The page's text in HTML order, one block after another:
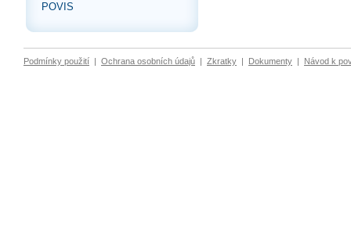
POVIS
Podmínky použití | Ochrana osobních údajů | Zkratky | Dokumenty | Návod k